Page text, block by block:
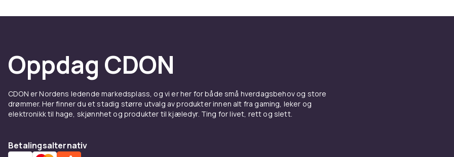
Oppdag CDON
CDON er Nordens ledende markedsplass, og vi er her for både små hverdagsbehov og store
drømmer. Her finner du et stadig større utvalg av produkter innen alt fra gaming, leker og
elektronikk til hage, skjønnhet og produkter til kjæledyr. Ting for livet, rett og slett.
Betalingsalternativ